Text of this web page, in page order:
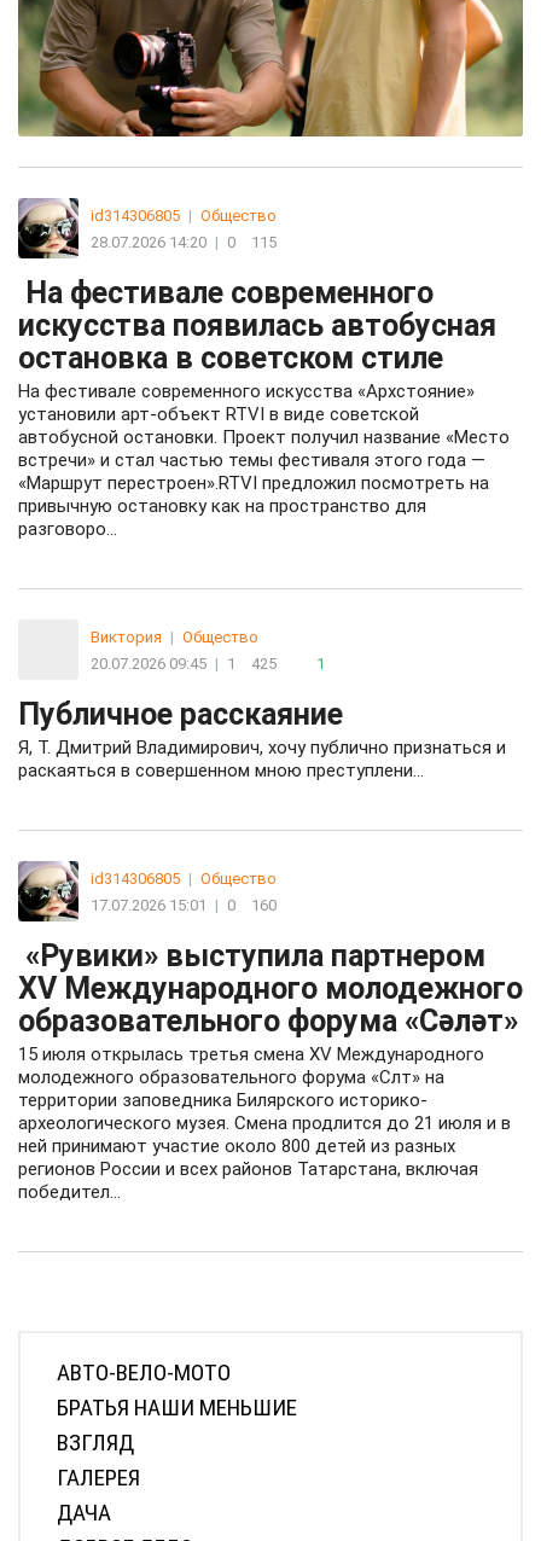
id314306805 | Общество
28.07.2026 14:20 | 0 115
На фестивале современного
искусства появилась автобусная
остановка в советском стиле
На фестивале современного искусства «Архстояние»
установили арт-объект RTVI в виде советской
автобусной остановки. Проект получил название «Место
встречи» и стал частью темы фестиваля этого года —
«Маршрут перестроен».RTVI предложил посмотреть на
привычную остановку как на пространство для
разговоро...
Виктория
Общество
Публичное расскаяние
Я, Т. Дмитрий Владимирович, хочу публично признаться и
раскаяться в совершенном мною преступлени…
id314306805
Общество
территории заповедника Билярского историко-
археологического музея. Смена продлится до 21 июля и в
регионов России и всех районов Татарстана, включая
победител...